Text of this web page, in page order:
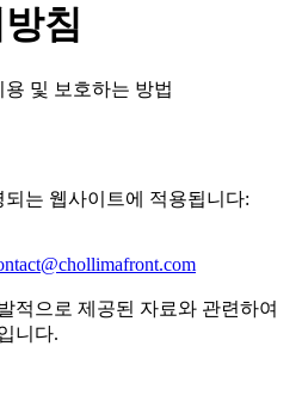
침
및 보호하는 방법
는 웹사이트에 적용됩니다:
적으로 제공된 자료와 관련하여
니다.